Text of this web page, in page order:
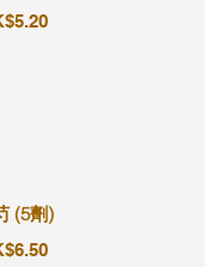
(5劑)